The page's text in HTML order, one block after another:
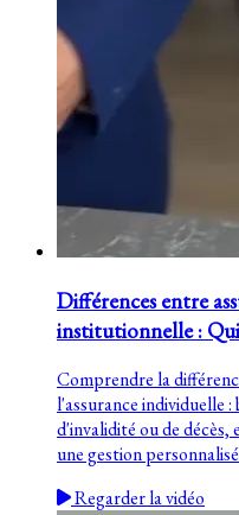
Différences entre
institutionnelle :
Comprendre la
l'assurance individuelle
d'invalidité ou de
une gestion
Regarder la vidéo